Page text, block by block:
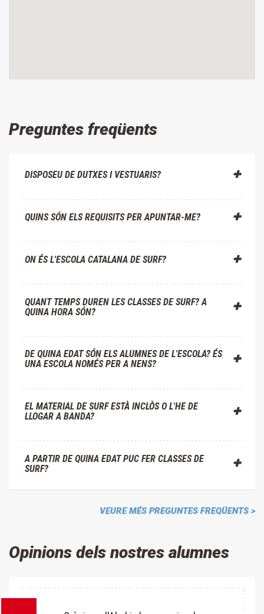
Preguntes freqüents
DISPOSEU DE DUTXES I VESTUARIS?
QUINS SÓN ELS REQUISITS PER APUNTAR-ME?
ON ÉS L'ESCOLA CATALANA DE SURF?
QUANT TEMPS DUREN LES CLASSES DE SURF? A
QUINA HORA SÓN?
DE QUINA EDAT SÓN ELS ALUMNES DE L'ESCOLA? ÉS
UNA ESCOLA NOMÉS PER A NENS?
EL MATERIAL DE SURF ESTÀ INCLÒS O L'HE DE
LLOGAR A BANDA?
A PARTIR DE QUINA EDAT PUC FER CLASSES DE
SURF?
VEURE MÉS PREGUNTES FREQÜENTS >
Opinions dels nostres alumnes